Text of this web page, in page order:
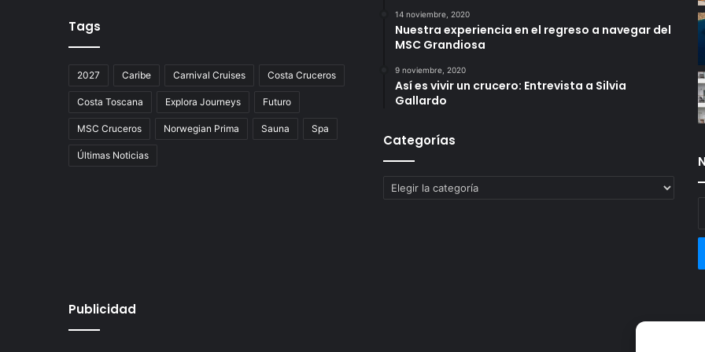
Tags
2027 Caribe Carnival Cruises Costa Cruceros
Costa Toscana Explora Journeys Futuro
MSC Cruceros Norwegian Prima Sauna Spa
Últimas Noticias
14 noviembre, 2020
Nuestra experiencia en el regreso a navegar del
MSC Grandiosa
9 noviembre, 2020
Así es vivir un crucero: Entrevista a Silvia
Gallardo
Categorías
Categorías
Publicidad